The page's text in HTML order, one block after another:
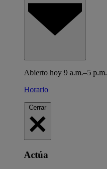
Abierto hoy 9 a.m.–5 p.m.
Horario
Cerrar
Actúa